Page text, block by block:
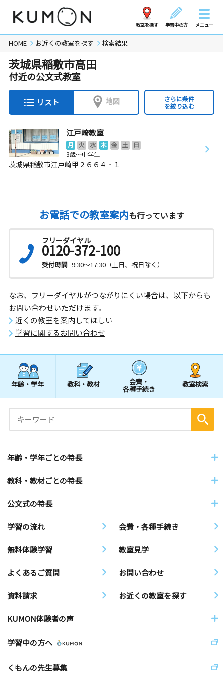
教室を探す 学習中の方 メニュー
HOME お近くの教室を探す 検索結果
茨城県稲敷市高田
付近の公文式教室
リスト 地図
さらに条件
を絞り込む
江戸崎教室
月 火 水 木 金 土
日
3歳～中学生
茨城県稲敷市江戸崎甲２６６４‐１
お電話での教室案内も行っています
フリーダイヤル
0120-372-100
受付時間 9:30～17:30（土日、祝日除く）
なお、フリーダイヤルがつながりにくい場合は、以下からも
お問い合わせいただけます。
近くの教室を案内してほしい
学習に関するお問い合わせ
年齢・学年 教科・教材 会費・
各種手続き
教室検索
年齢・学年ごとの特長
教科・教材ごとの特長
公文式の特長
学習の流れ 会費・各種手続き
無料体験学習 教室見学
よくあるご質問 お問い合わせ
資料請求 お近くの教室を探す
KUMON体験者の声
学習中の方へ
くもんの先生募集